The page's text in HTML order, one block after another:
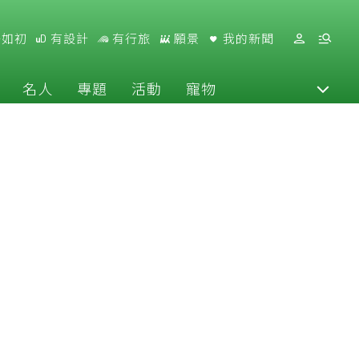
初 有設計 有行旅 願景 我的新聞
名人 專題 活動 寵物